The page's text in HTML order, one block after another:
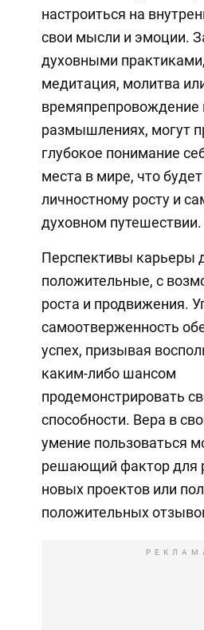
настроиться на
свои мысли и эмоции.
духовными
медитация, молитва
времяпрепровождение
размышлениях, могут
глубокое понимание
места в мире, что
личностному росту и
духовном путешествии.
Перспективы карьеры
положительные, с
роста и продвижения.
самоотверженность
успех, призывая
каким-либо шансом
продемонстрировать
способности. Вера в
умение пользоваться
решающий фактор для
новых проектов или
положительных